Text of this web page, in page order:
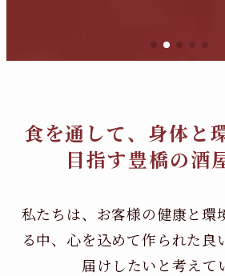
食を通して、身体と
目指す豊橋の酒
私たちは、お客様の健康と環
る中、 心を込めて作られた良
届けしたいと考えて